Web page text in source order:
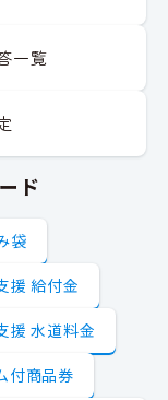
一覧
ド
袋
援 給付金
援 水道料金
付商品券